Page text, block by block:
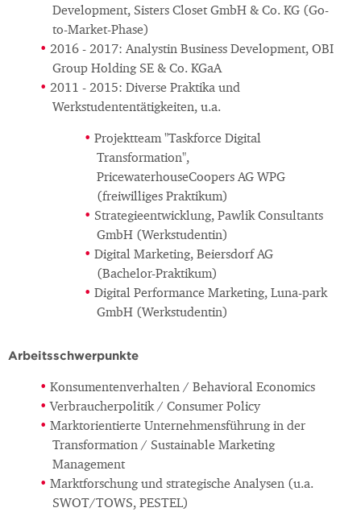
Development, Sisters Closet GmbH & Co. KG (Go-
to-Market-Phase)
2016 - 2017: Analystin Business Development, OBI
Group Holding SE & Co. KGaA
2011 - 2015: Diverse Praktika und
Werkstudententätigkeiten, u.a.
Projektteam "Taskforce Digital
Transformation",
PricewaterhouseCoopers AG WPG
(freiwilliges Praktikum)
Strategieentwicklung, Pawlik Consultants
GmbH (Werkstudentin)
Digital Marketing, Beiersdorf AG
(Bachelor-Praktikum)
Digital Performance Marketing, Luna-park
GmbH (Werkstudentin)
Arbeitsschwerpunkte
Konsumentenverhalten / Behavioral Economics
Verbraucherpolitik / Consumer Policy
Marktorientierte Unternehmensführung in der
Transformation / Sustainable Marketing
Management
Marktforschung und strategische Analysen (u.a.
SWOT/TOWS, PESTEL)